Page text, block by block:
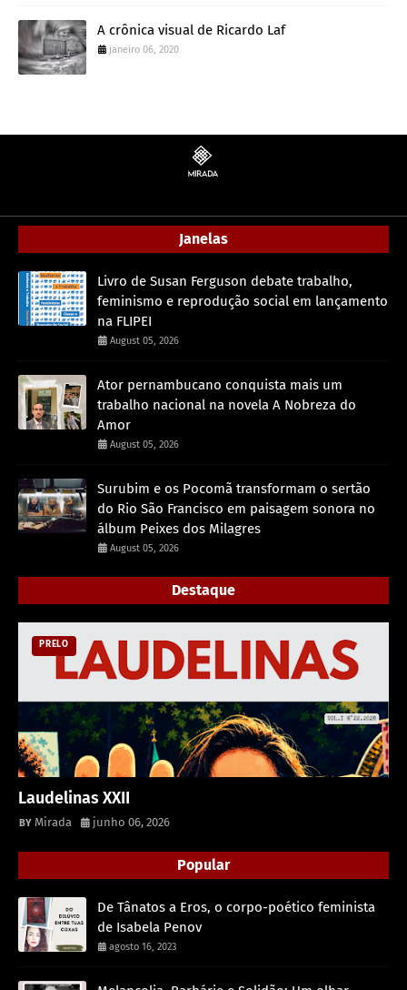
A crônica visual de Ricardo Laf
janeiro 06, 2020
Janelas
Livro de Susan Ferguson debate trabalho,
feminismo e reprodução social em lançamento
na FLIPEI
August 05, 2026
Ator pernambucano conquista mais um
trabalho nacional na novela A Nobreza do
Amor
August 05, 2026
Surubim e os Pocomã transformam o sertão
do Rio São Francisco em paisagem sonora no
álbum Peixes dos Milagres
August 05, 2026
Destaque
PRELO
Laudelinas XXII
Mirada junho 06, 2026
Popular
De Tânatos a Eros, o corpo-poético feminista
de Isabela Penov
agosto 16, 2023